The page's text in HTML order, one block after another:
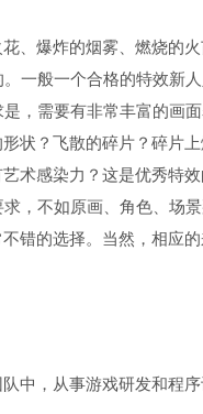
、爆炸的烟雾、燃烧的
一般一个合格的特效新
，需要有非常丰富的画
状？飞散的碎片？碎片
术感染力？这是优秀特
，不如原画、角色、场
错的选择。当然，相应
中，从事游戏研发和程序